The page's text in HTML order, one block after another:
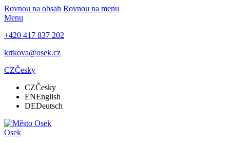
Rovnou na obsah Rovnou na menu
Menu
+420 417 837 202
krtkova@osek.cz
CZČesky
CZČesky
ENEnglish
DEDeutsch
Osek